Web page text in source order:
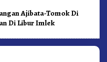
Ajibata-Tomok Di
Di Libur Imlek